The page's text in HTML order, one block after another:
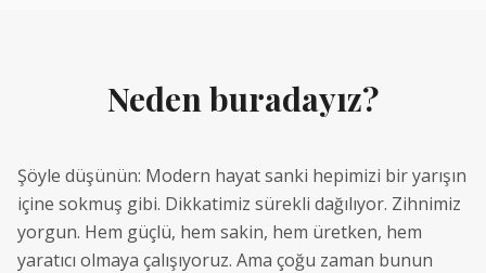
Neden buradayız?
Şöyle düşünün: Modern hayat sanki hepimizi bir yarışın
içine sokmuş gibi. Dikkatimiz sürekli dağılıyor. Zihnimiz
yorgun. Hem güçlü, hem sakin, hem üretken, hem
yaratıcı olmaya çalışıyoruz. Ama çoğu zaman bunun